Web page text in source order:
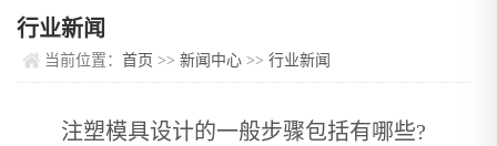
行业新闻
当前位置：首页 >>新闻中心 >>行业新闻
注塑模具设计的一般步骤包括有哪些?